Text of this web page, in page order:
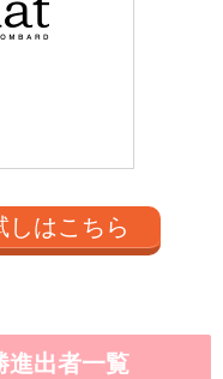
しはこちら
進出者一覧